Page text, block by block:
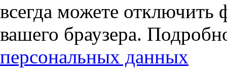
всегда можете отключить
вашего браузера.
персональных данных